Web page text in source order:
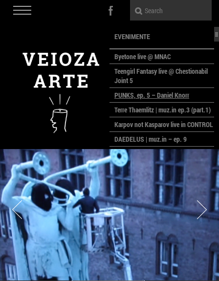
EVENIMENTE
Byetone live @ MNAC
Teengirl Fantasy live @ Chestionabil
Joint 5
PUNKS, ep. 5 – Daniel Knorr
Terre Thaemlitz | muz.in ep.3 (part.1)
Karpov not Kasparov live in CONTROL
DAEDELUS | muz.in – ep. 9
LALELE, LALELE – prima premieră a
anului la MACAZ
CinePOLSKA – filme poloneze la
București
PEOPLE OF ROMANIA se lansează la
galeria Simeza
All Stars For Outernational